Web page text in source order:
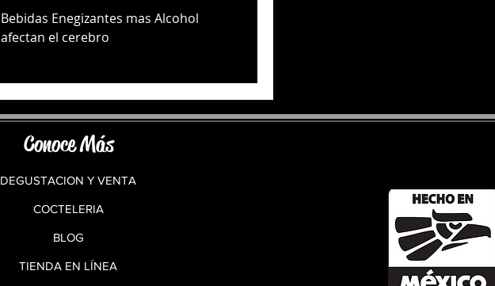
Bebidas Enegizantes mas Alcohol
afectan el cerebro
Conoce Más
DEGUSTACION Y VENTA
COCTELERIA
BLOG
TIENDA EN LÍNEA